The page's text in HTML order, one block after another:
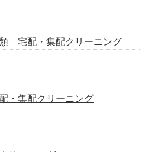
宅配・集配クリーニング
集配クリーニング